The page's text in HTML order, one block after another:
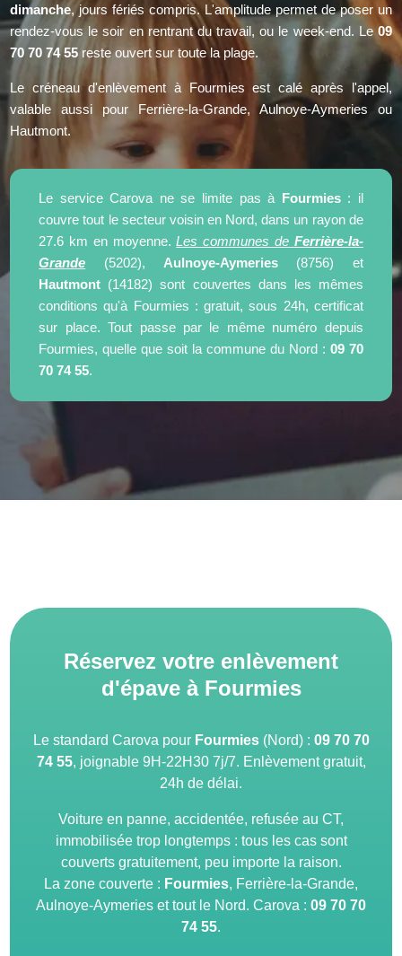
dimanche, jours fériés compris. L'amplitude permet de poser un
rendez-vous le soir en rentrant du travail, ou le week-end. Le09
70 70 74 55 reste ouvert sur toute la plage.
Le créneau d'enlèvement à Fourmies est calé après l'appel,
valable aussi pour Ferrière-la-Grande, Aulnoye-Aymeries ou
Hautmont.
Le service Carova ne se limite pas à Fourmies: il
couvre tout le secteur voisin en Nord, dans un rayon de
27.6 km en moyenne.Les communes de Ferrière-la-
Grande (5202), Aulnoye-Aymeries (8756) et
Hautmont (14182) sont couvertes dans les mêmes
conditions qu'à Fourmies : gratuit, sous 24h, certificat
sur place. Tout passe par le même numéro depuis
Fourmies, quelle que soit la commune du Nord : 09 70
70 74 55.
Réservez votre enlèvement
d'épave à Fourmies
Le standard Carova pour Fourmies(Nord) : 09 70 70
74 55, joignable 9H-22H30 7j/7. Enlèvement gratuit,
24h de délai.
Voiture en panne, accidentée, refusée au CT,
immobilisée trop longtemps : tous les cas sont
couverts gratuitement, peu importe la raison.
La zone couverte : Fourmies, Ferrière-la-Grande,
Aulnoye-Aymeries et tout le Nord. Carova : 09 70 70
74 55.